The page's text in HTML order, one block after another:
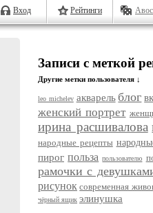
Вход Рейтинги
Записи с меткой
Другие метки пользователя ↓
leo michelev акварель блог
женский портрет
ирина расшивалова
народные рецепты
пирог польза пользователю
рамочки с
рисунок современная
чёрный ящик элинушка